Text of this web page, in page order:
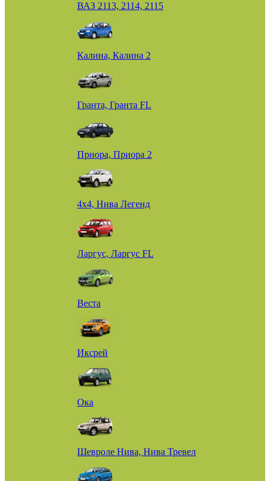
ВАЗ 2113, 2114, 2115
Калина, Калина 2
Гранта, Гранта FL
Приора, Приора 2
4х4, Нива Легенд
Ларгус, Ларгус FL
Веста
Иксрей
Ока
Шевроле Нива, Нива Тревел